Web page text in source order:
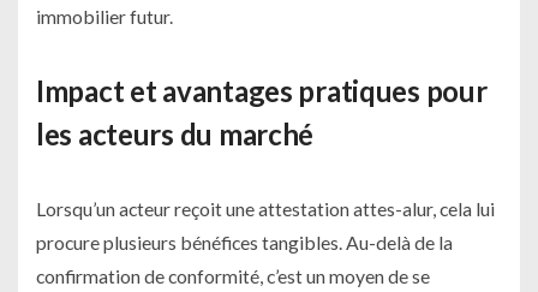
immobilier futur.
Impact et avantages pratiques pour
les acteurs du marché
Lorsqu’un acteur reçoit une attestation attes-alur, cela lui
procure plusieurs bénéfices tangibles. Au-delà de la
confirmation de conformité, c’est un moyen de se